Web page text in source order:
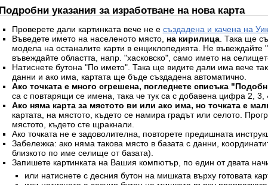
Подробни указания за изработване на нова карта
Проверете дали картинката вече не е създадена и качена на
Въведете името на населеното място, на кирилица. Така ще
модела на останалите карти в енциклопедията. Не въвеждайте
въвеждайте областта, напр. "хасковско", само името на
Натиснете бутона "По името". Така ще видите дали има вече
данни и ако има, картата ще бъде създадена автоматично.
Ако точката е много сгрешена, погледнете списъка
са с повтарящи се имена, така че тук са с добавена цифра 2,
Ако няма карта за мястото ви или ако има, но точката е
картата, на мястото, където се намира градът или селото.
мястото, където сте щракнали.
Ако точката не е задоволителна, повторете предишната
Забележка: ако няма такова място в базата с данни,
близкото по име селище от базата).
Запишете картинката на Вашия компютър, по един от двата
или натиснете с десния бутон на мишката върху готовата